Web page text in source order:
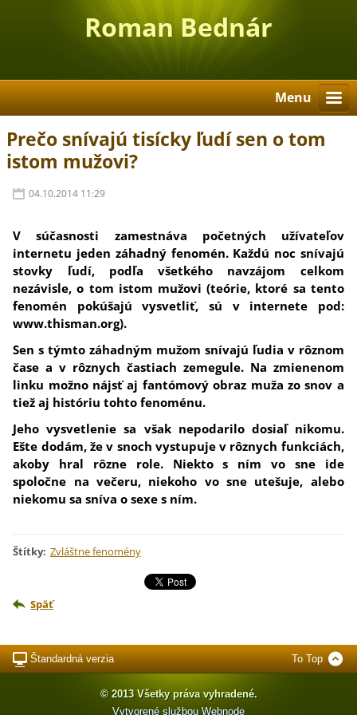
Roman Bednár
Menu
Prečo snívajú tisícky ľudí sen o tom
istom mužovi?
04.10.2014 11:29
V súčasnosti zamestnáva početných užívateľov
internetu jeden záhadný fenomén. Každú noc snívajú
stovky ľudí, podľa všetkého navzájom celkom
nezávisle, o tom istom mužovi (teórie, ktoré sa tento
fenomén pokúšajú vysvetliť, sú v internete pod:
www.thisman.org).
Sen s týmto záhadným mužom snívajú ľudia v rôznom
čase a v rôznych častiach zemegule. Na zmienenom
linku možno nájsť aj fantómový obraz muža zo snov a
tiež aj históriu tohto fenoménu.
Jeho vysvetlenie sa však nepodarilo dosiaľ nikomu.
Ešte dodám, že v snoch vystupuje v rôznych funkciách,
akoby hral rôzne role. Niekto s ním vo sne ide
spoločne na večeru, niekoho vo sne utešuje, alebo
niekomu sa sníva o sexe s ním.
Štítky: Zvláštne fenomény
Späť
Štandardná verzia To Top
© 2013 Všetky práva vyhradené.
Vytvorené službou Webnode